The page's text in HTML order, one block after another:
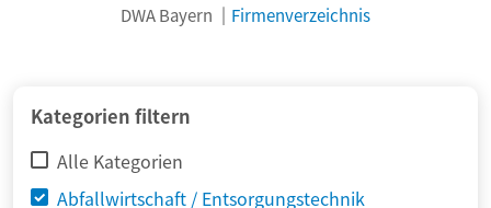
DWA Bayern Firmenverzeichnis
Kategorien filtern
Alle Kategorien
Abfallwirtschaft / Entsorgungstechnik